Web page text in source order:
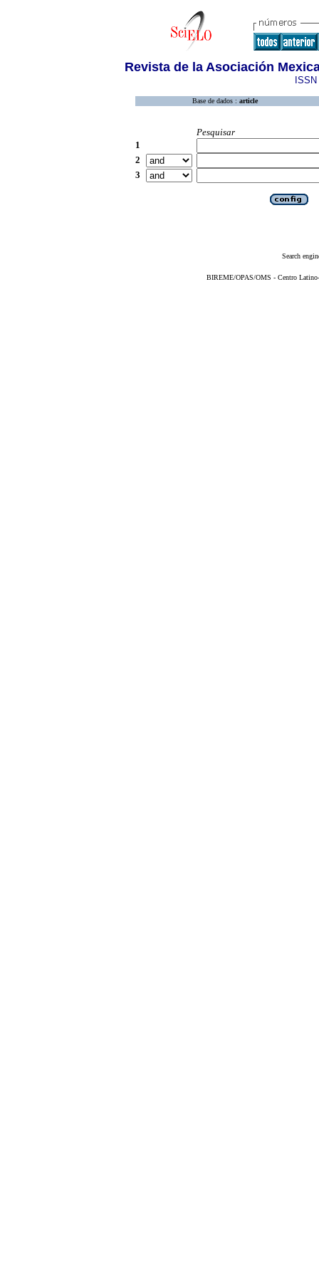
Revista de la Asociación
Base de dados : article
Pesquisar
1
2
3
Search
BIREME/OPAS/OMS - Centro Latino-